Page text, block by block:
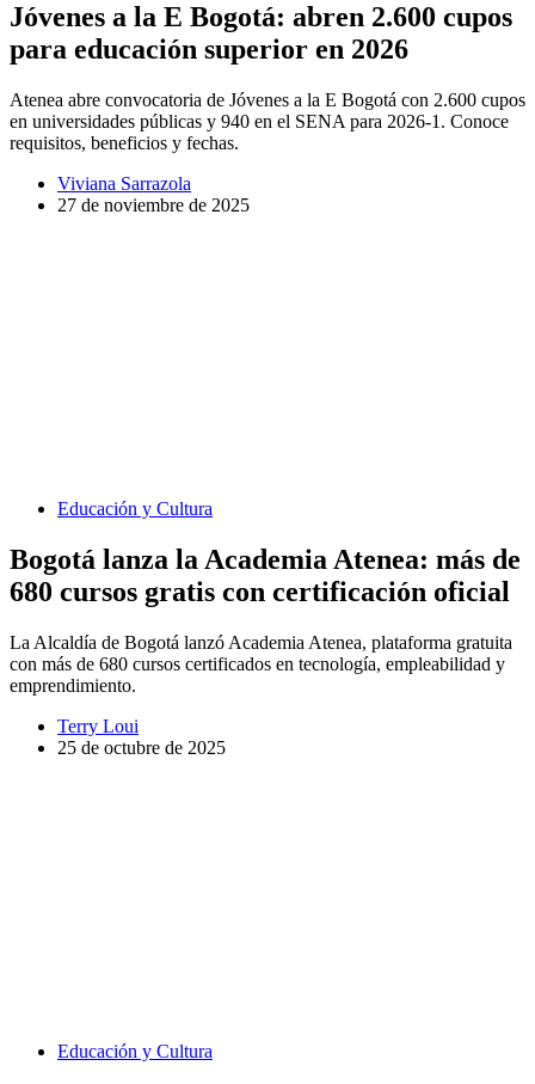
Jóvenes a la E Bogotá: abren 2.600 cupos
para educación superior en 2026
Atenea abre convocatoria de Jóvenes a la E Bogotá con 2.600 cupos
en universidades públicas y 940 en el SENA para 2026-1. Conoce
requisitos, beneficios y fechas.
Viviana Sarrazola
27 de noviembre de 2025
Educación y Cultura
Bogotá lanza la Academia Atenea: más de
680 cursos gratis con certificación oficial
La Alcaldía de Bogotá lanzó Academia Atenea, plataforma gratuita
con más de 680 cursos certificados en tecnología, empleabilidad y
emprendimiento.
Terry Loui
25 de octubre de 2025
Educación y Cultura